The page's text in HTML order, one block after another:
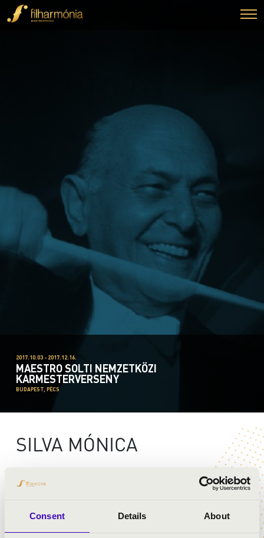
Consent Details About
2017.10.03 - 2017.12.16.
MAESTRO SOLTI NEMZETKÖZI
KARMESTERVERSENY
BUDAPEST, PÉCS
SILVA MÓNICA